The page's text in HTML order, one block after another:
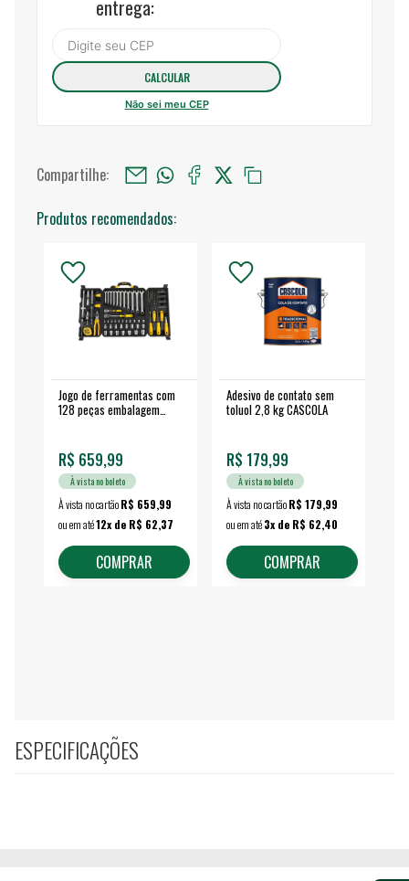
entrega:
Não sei meu CEP
Compartilhe:
Produtos recomendados:
Jogo de ferramentas com
128 peças embalagem
R$ 659,99
À vista no boleto
À vista no cartãoR$ 659,99
ou em até12x de R$ 62,37
COMPRAR
Adesivo de contato sem
toluol 2,8 kg CASCOLA
R$ 179,99
À vista no boleto
À vista no cartãoR$ 179,99
ou em até3x de R$ 62,40
COMPRAR
ESPECIFICAÇÕES